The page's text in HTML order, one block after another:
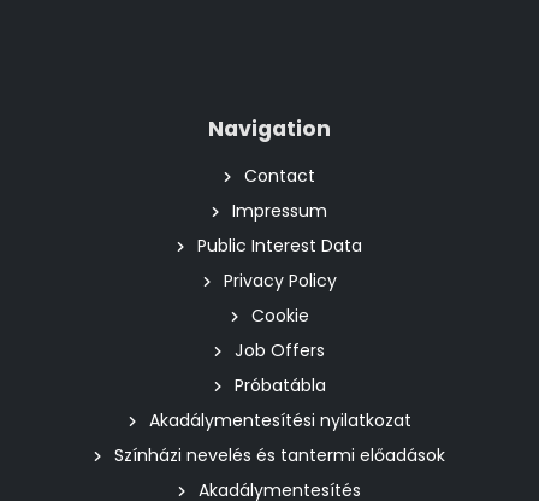
Navigation
Contact
Impressum
Public Interest Data
Privacy Policy
Cookie
Job Offers
Próbatábla
Akadálymentesítési nyilatkozat
Színházi nevelés és tantermi előadások
Akadálymentesítés